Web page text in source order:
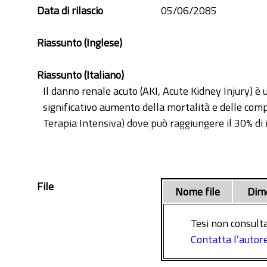
Data di rilascio
05/06/2085
Riassunto (Inglese)
Riassunto (Italiano)
Il danno renale acuto (AKI, Acute Kidney Injury)
significativo aumento della mortalità e delle
Terapia Intensiva) dove può raggiungere il 30%
sviluppare uno stato di deplezione calorico
ridotto intake di nutrienti, sia da fattori tipici
identificazione dei pazienti a rischio di PEW e la
riduzione della massa muscolare rappresenta
dal fatto che i metodi classici per la
recenti svolti su pazienti critici, suggeriscono
File Nome file
Tesi non
Contatta